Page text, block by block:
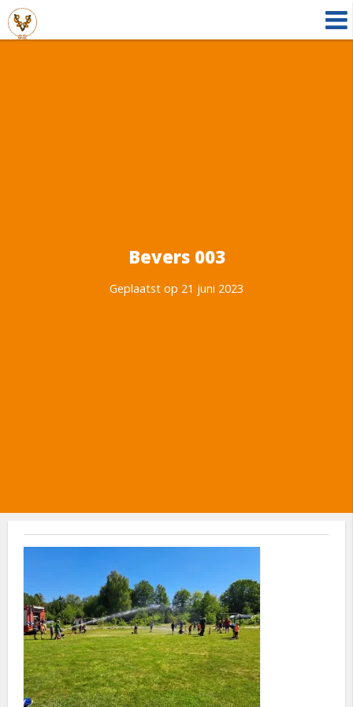
Bevers 003
Geplaatst op 21 juni 2023